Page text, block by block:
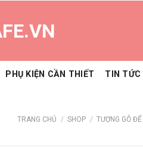
PHỤ KIỆN CẦN THIẾT TIN TỨC
TRANG CHỦ / SHOP / TƯỢNG GỖ